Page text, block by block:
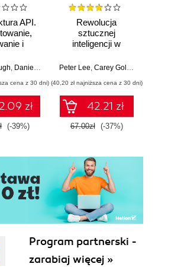
API.
i
, Daniel Bryant ,Matthew Auburn
cena z 30 dni)
zł
(-39%)
Rewolucja
sztucznej
inteligencji w
GPT-4 może
Peter Lee, Carey Goldberg
(40,20 zł najniższa cena z 30 dni)
42.21 zł
67.00zł (-37%)
Program partnerski -
zarabiaj więcej »